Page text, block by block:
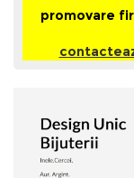
promovare